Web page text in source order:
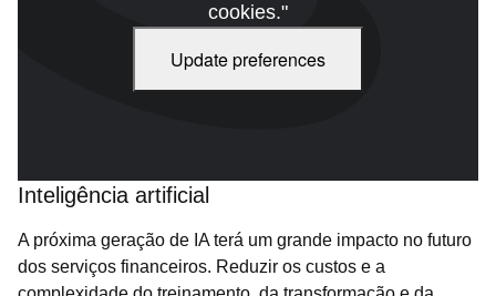
cookies."
Update preferences
Inteligência artificial
A próxima geração de IA terá um grande impacto no futuro
dos serviços financeiros. Reduzir os custos e a